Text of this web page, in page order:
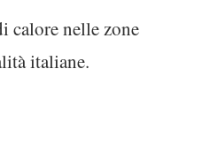
calore nelle zone
italiane.